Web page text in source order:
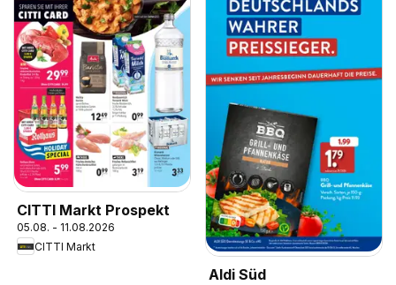
CITTI Markt Prospekt
05.08. - 11.08.2026
CITTI Markt
Aldi Süd